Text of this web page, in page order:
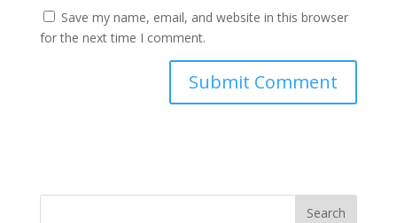
Save my name, email, and website in this browser
for the next time I comment.